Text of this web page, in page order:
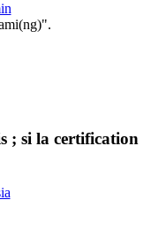
; si la certification